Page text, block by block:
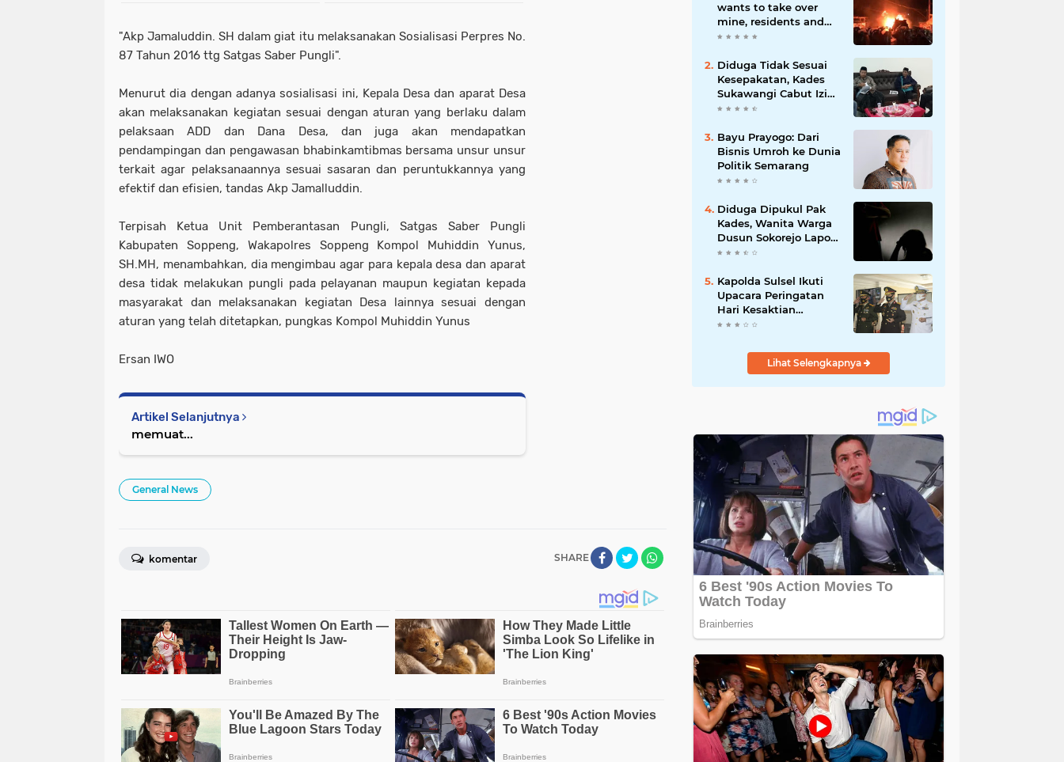
"Akp Jamaluddin. SH dalam giat itu melaksanakan Sosialisasi Perpres No.
87 Tahun 2016 ttg Satgas Saber Pungli".
Menurut dia dengan adanya sosialisasi ini, Kepala Desa dan aparat Desa
akan melaksanakan kegiatan sesuai dengan aturan yang berlaku dalam
pelaksaan ADD dan Dana Desa, dan juga akan mendapatkan
pendampingan dan pengawasan bhabinkamtibmas bersama unsur unsur
terkait agar pelaksanaannya sesuai sasaran dan peruntukkannya yang
efektif dan efisien, tandas Akp Jamalluddin.
Terpisah Ketua Unit Pemberantasan Pungli, Satgas Saber Pungli
Kabupaten Soppeng, Wakapolres Soppeng Kompol Muhiddin Yunus,
SH.MH, menambahkan, dia mengimbau agar para kepala desa dan aparat
desa tidak melakukan pungli pada pelayanan maupun kegiatan kepada
masyarakat dan melaksanakan kegiatan Desa lainnya sesuai dengan
aturan yang telah ditetapkan, pungkas Kompol Muhiddin Yunus
Ersan IWO
Artikel Selanjutnya
memuat...
General News
SHARE
komentar
wants to take over
mine, residents and
police clash in Palu
Diduga Tidak Sesuai
Kesepakatan, Kades
Sukawangi Cabut Izin
Kerjasama Dengan PT
Bayu Prayogo: Dari
Bisnis Umroh ke Dunia
Politik Semarang
Diduga Dipukul Pak
Kades, Wanita Warga
Dusun Sokorejo Lapor
Polisi Petarukan
Kapolda Sulsel Ikuti
Upacara Peringatan
Hari Kesaktian
Pancasila Tahun 2020
Lihat Selengkapnya